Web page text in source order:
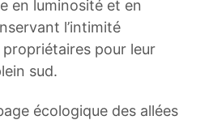
en luminosité et en
l’intimité
pour leur
sud.
écologique des allées